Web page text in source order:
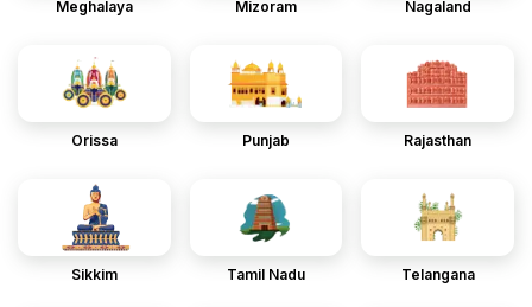
Meghalaya Mizoram Nagaland
Orissa Punjab Rajasthan
Sikkim Tamil Nadu Telangana